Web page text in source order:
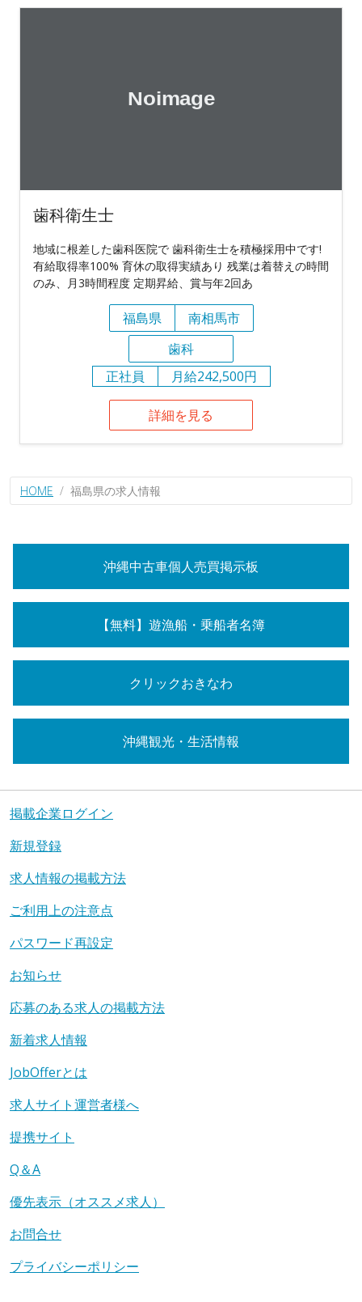
歯科衛生士
地域に根差した歯科医院で 歯科衛生士を積極採用中です!
有給取得率100% 育休の取得実績あり 残業は着替えの時間
のみ、月3時間程度 定期昇給、賞与年2回あ
福島県
南相馬市
歯科
正社員
月給242,500円
詳細を見る
HOME 福島県の求人情報
沖縄中古車個人売買掲示板
【無料】遊漁船・乗船者名簿
クリックおきなわ
沖縄観光・生活情報
掲載企業ログイン
新規登録
求人情報の掲載方法
ご利用上の注意点
パスワード再設定
お知らせ
応募のある求人の掲載方法
新着求人情報
JobOfferとは
求人サイト運営者様へ
提携サイト
Q＆A
優先表示（オススメ求人）
お問合せ
プライバシーポリシー